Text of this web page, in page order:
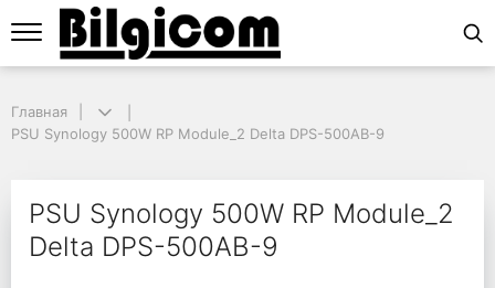
PSU Synology 500W RP Module_2 Delta DPS-500AB-9
PSU Synology 500W
Главная
PSU Synology 500W RP Module_2 Delta DPS-500AB-9
PSU Synology 500W RP Module_2
Delta DPS-500AB-9